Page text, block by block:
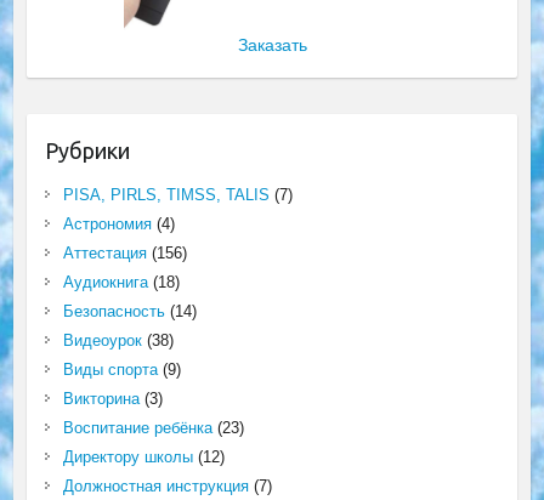
Заказать
Рубрики
PISA, PIRLS, TIMSS, TALIS (7)
Астрономия(4)
Аттестация(156)
Аудиокнига(18)
Безопасность(14)
Видеоурок(38)
Виды спорта(9)
Викторина(3)
Воспитание ребёнка(23)
Директору школы(12)
Должностная инструкция(7)